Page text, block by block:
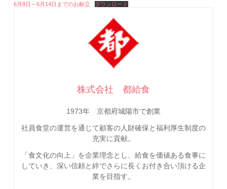
6月8日～6月14日までのお献立 ダウンロード
株式会社 都給食
1973年 京都府城陽市で創業
社員食堂の運営を通じて顧客の人財確保と福利厚生制度の
充実に貢献。
「食文化の向上」を企業理念とし、給食を価値ある食事に
していき、深い信頼と絆でさらに長くお付き合い頂ける企
業を目指す。